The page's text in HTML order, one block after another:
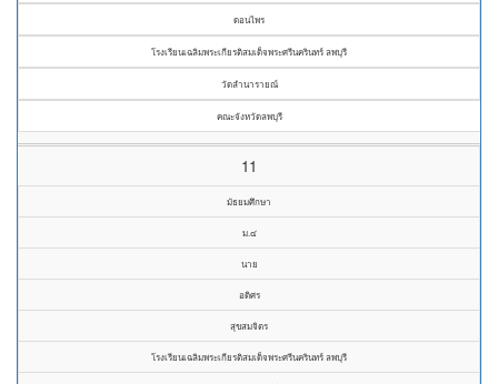
ดอนไพร
โรงเรียนเฉลิมพระเกียรติสมเด็จพระศรีนครินทร์ ลพบุรี
วัดลำนารายณ์
คณะจังหวัดลพบุรี
11
มัธยมศึกษา
ม.๔
นาย
อดิศร
สุขสมจิตร
โรงเรียนเฉลิมพระเกียรติสมเด็จพระศรีนครินทร์ ลพบุรี